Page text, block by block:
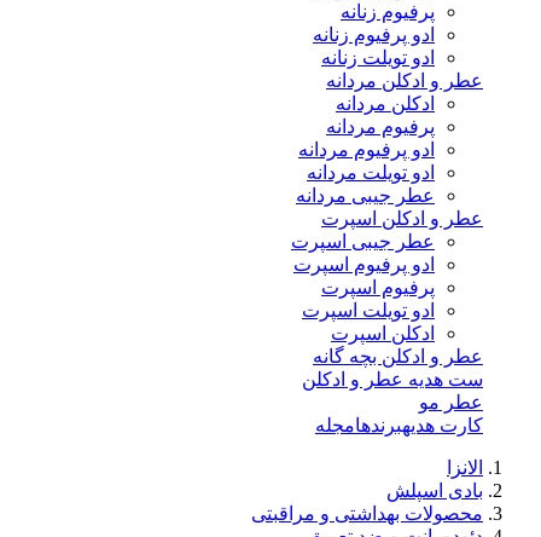
پرفیوم زنانه
ادو پرفیوم زنانه
ادو تویلت زنانه
عطر و ادکلن مردانه
ادکلن مردانه
پرفیوم مردانه
ادو پرفیوم مردانه
ادو تویلت مردانه
عطر جیبی مردانه
عطر و ادکلن اسپرت
عطر جیبی اسپرت
ادو پرفیوم اسپرت
پرفیوم اسپرت
ادو تویلت اسپرت
ادکلن اسپرت
عطر و ادکلن بچه گانه
ست هدیه عطر و ادکلن
عطر مو
کارت هدیهبرندهامجله
الانزا
بادی اسپلش
محصولات بهداشتی و مراقبتی